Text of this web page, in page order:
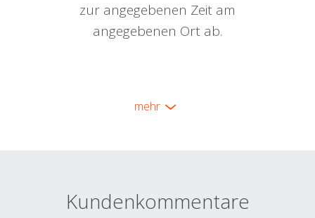
zur angegebenen Zeit am
angegebenen Ort ab.
mehr
Kundenkommentare